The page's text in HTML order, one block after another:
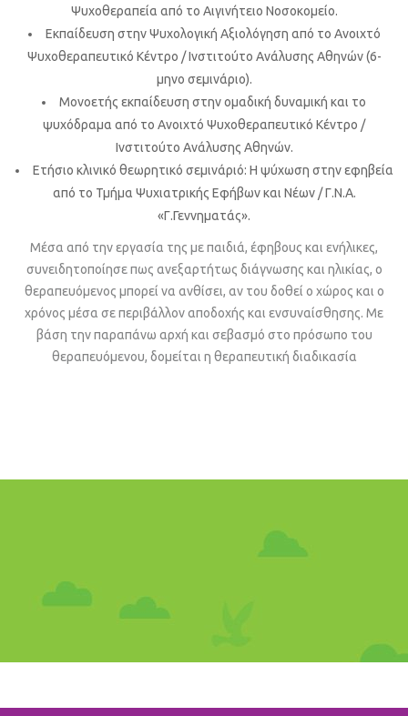
Ψυχοθεραπεία από το Αιγινήτειο Νοσοκομείο.
Εκπαίδευση στην Ψυχολογική Αξιολόγηση από το Ανοιχτό
Ψυχοθεραπευτικό Κέντρο / Ινστιτούτο Ανάλυσης Αθηνών (6-
μηνο σεμινάριο).
Μονοετής εκπαίδευση στην ομαδική δυναμική και το
ψυχόδραμα από το Ανοιχτό Ψυχοθεραπευτικό Κέντρο /
Ινστιτούτο Ανάλυσης Αθηνών.
Ετήσιο κλινικό θεωρητικό σεμινάριό: Η ψύχωση στην εφηβεία
από το Τμήμα Ψυχιατρικής Εφήβων και Νέων / Γ.Ν.Α.
«Γ.Γεννηματάς».
Μέσα από την εργασία της με παιδιά, έφηβους και ενήλικες,
συνειδητοποίησε πως ανεξαρτήτως διάγνωσης και ηλικίας, ο
θεραπευόμενος μπορεί να ανθίσει, αν του δοθεί ο χώρος και ο
χρόνος μέσα σε περιβάλλον αποδοχής και ενσυναίσθησης. Με
βάση την παραπάνω αρχή και σεβασμό στο πρόσωπο του
θεραπευόμενου, δομείται η θεραπευτική διαδικασία